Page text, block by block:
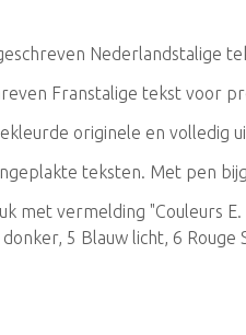
Nederlandstalige
Franstalige tekst voor
originele en volledig
teksten. Met pen
met vermelding "Couleurs E.
5 Blauw licht, 6 Rouge